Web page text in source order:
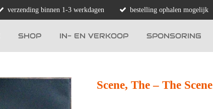
verzending binnen 1-3 werkdagen bestelling ophalen mogelijk
SHOP IN- EN VERKOOP SPONSORING
Scene, The – The Scene